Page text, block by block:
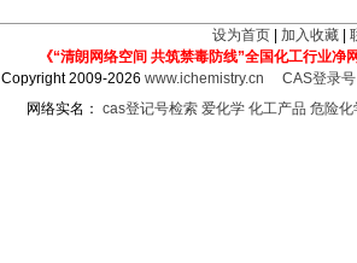
设为首页 加入收藏
《“清朗网络空间 共筑禁毒防线”全国化工行业净
Copyright 2009-2026www.ichemistry.cn
CAS登录
网络实名： cas登记号检索 爱化学 化工产品 危险化